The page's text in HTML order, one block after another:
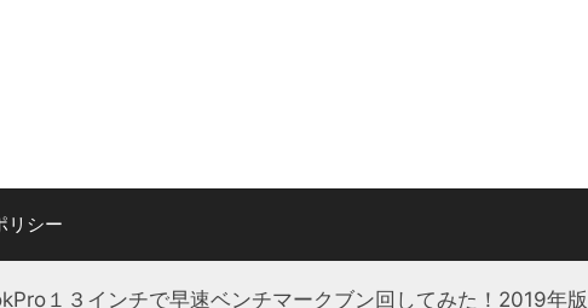
リシー
１３インチで早速ベンチマークブン回してみた！2019年版